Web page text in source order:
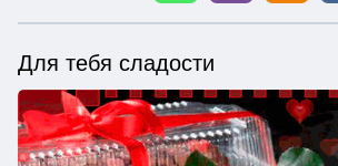
Для тебя сладости